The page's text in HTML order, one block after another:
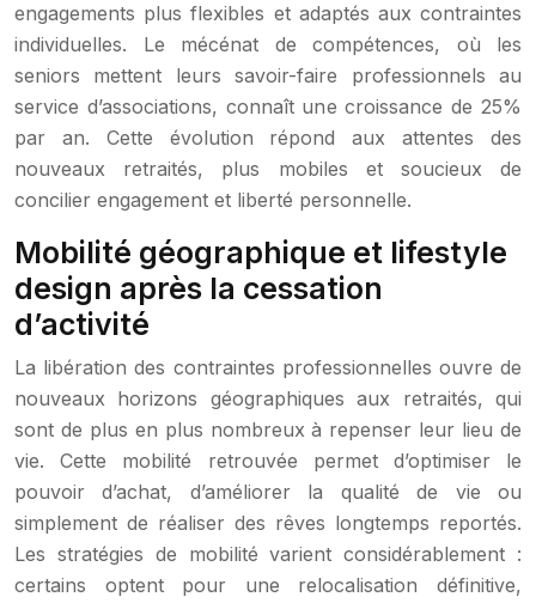
engagements plus flexibles et adaptés aux contraintes
individuelles. Le mécénat de compétences, où les
seniors mettent leurs savoir-faire professionnels au
service d’associations, connaît une croissance de 25%
par an. Cette évolution répond aux attentes des
nouveaux retraités, plus mobiles et soucieux de
concilier engagement et liberté personnelle.
Mobilité géographique et lifestyle
design après la cessation
d’activité
La libération des contraintes professionnelles ouvre de
nouveaux horizons géographiques aux retraités, qui
sont de plus en plus nombreux à repenser leur lieu de
vie. Cette mobilité retrouvée permet d’optimiser le
pouvoir d’achat, d’améliorer la qualité de vie ou
simplement de réaliser des rêves longtemps reportés.
Les stratégies de mobilité varient considérablement :
certains optent pour une relocalisation définitive,